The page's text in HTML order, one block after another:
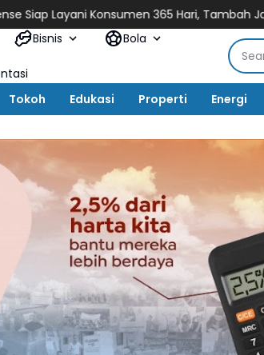
365 Hari, Tambah Jadwal Layanan
Bisnis Bola
Tokoh Edukasi Properti Energi